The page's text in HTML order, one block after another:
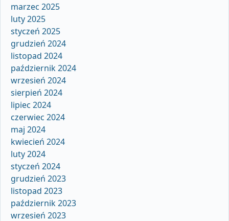
marzec 2025
luty 2025
styczeń 2025
grudzień 2024
listopad 2024
październik 2024
wrzesień 2024
sierpień 2024
lipiec 2024
czerwiec 2024
maj 2024
kwiecień 2024
luty 2024
styczeń 2024
grudzień 2023
listopad 2023
październik 2023
wrzesień 2023